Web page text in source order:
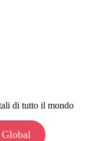
di tutto il mondo